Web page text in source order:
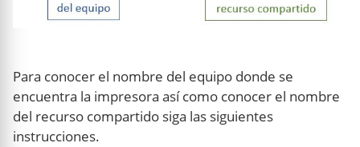
Para conocer el nombre del equipo donde se
encuentra la impresora así como conocer el nombre
del recurso compartido siga las siguientes
instrucciones.